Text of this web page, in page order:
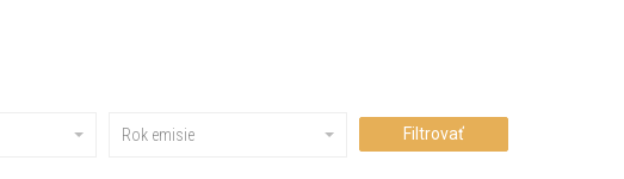
Rok emisie Filtrovať